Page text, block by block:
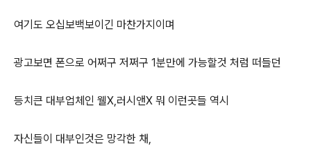
여기도 오십보백보이긴 마찬가지이며
광고보면 폰으로 어쩌구 저쩌구 1분만에 가능할것 처럼 떠들던
등치큰 대부업체인 웰X,러시앤X 뭐 이런곳들 역시
자신들이 대부인것은 망각한 채,